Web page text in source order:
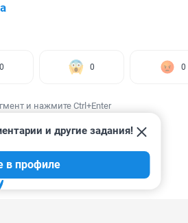
0 0 0
и нажмите Ctrl+Enter
и другие задания!
в профиле